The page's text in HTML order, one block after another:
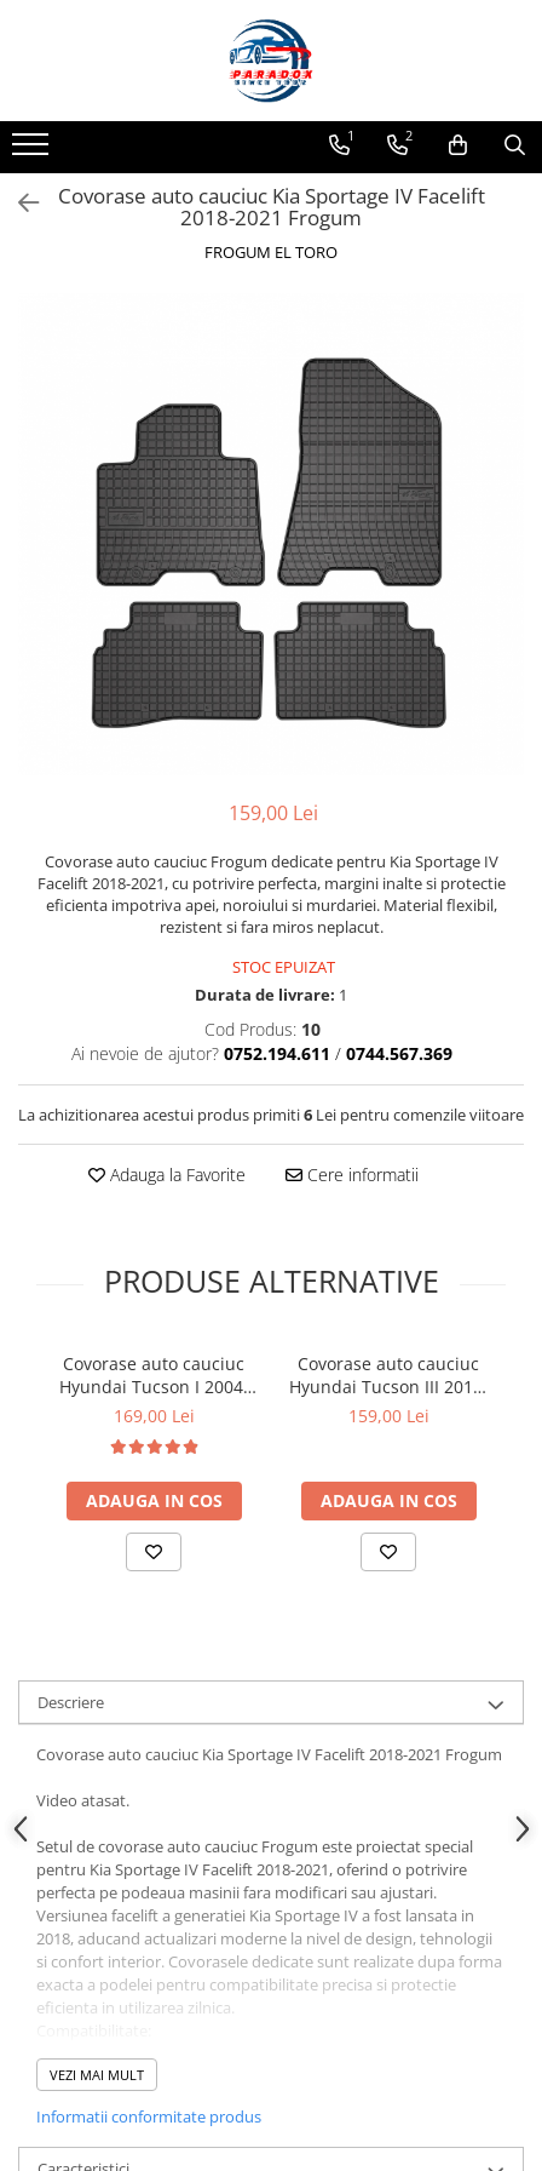
ACCESORII AUTO
Abtibild / Sticker Auto
Baby on Board
Accesorii Sezon Rece
Accesorii Siguranta Auto
Banda Reflectorizanta
Bare Portbagaj
Brelocuri Auto Metalice Chei
Capace Prezoane
Carcase Chei Auto
Carcasa cheie Audi
Carcasa cheie Bmw
Carcasa Cheie Hyundai
Carcasa Cheie Mercedes Benz
Carcasa Cheie Opel
Carcasa Cheie Toyota
Cotiere Auto
Folie Geamuri
Huse Volan Auto
Huse Volan din Piele Ecologica cu
Huse Volan Silicon
Nuca Volan
Odorizante Auto
Ornamente Auto
Ornamente Pedale Auto
Parasolare Auto
Plasa elastica & Organizator Auto
Prelate Auto
Scrumiere Auto
Stergatoare Parbriz
Suport Auto Ochelari
Suporti Numar Inmatriculare
Suporti Pahar Auto
Suporti Telefon Auto
COVORASE AUTO
1 2
Covorase auto cauciuc Kia Sportage IV Facelift
2018-2021 Frogum
FROGUM EL TORO
159,00 Lei
Covorase auto cauciuc Frogum dedicate pentru Kia Sportage IV
Facelift 2018-2021, cu potrivire perfecta, margini inalte si protectie
eficienta impotriva apei, noroiului si murdariei. Material flexibil,
rezistent si fara miros neplacut.
STOC EPUIZAT
Durata de livrare: 1
Cod Produs: 10
Ai nevoie de ajutor? 0752.194.611 / 0744.567.369
La achizitionarea acestui produs primiti6 Lei pentru comenzile viitoare
Adauga la Favorite Cere informatii
PRODUSE ALTERNATIVE
Covorase auto cauciuc
Hyundai Tucson I 2004-
2009 Kia Sportage II 2004-
169,00 Lei
ADAUGA IN COS
Covorase auto cauciuc
Hyundai Tucson III 2015-
2020 Kia Sportage IV
159,00 Lei
ADAUGA IN COS
Descriere
Covorase auto cauciuc Kia Sportage IV Facelift 2018-2021 Frogum
Video atasat.
Setul de covorase auto cauciuc Frogum este proiectat special
pentru Kia Sportage IV Facelift 2018-2021, oferind o potrivire
perfecta pe podeaua masinii fara modificari sau ajustari.
Versiunea facelift a generatiei Kia Sportage IV a fost lansata in
2018, aducand actualizari moderne la nivel de design, tehnologii
si confort interior. Covorasele dedicate sunt realizate dupa forma
exacta a podelei pentru compatibilitate precisa si protectie
eficienta in utilizarea zilnica.
✔ Kia Sportage IV Facelift 2018-2021
Marginea ridicata contribuie la retinerea eficienta a apei,
masinii indiferent de sezon. Forma dedicata permite acoperirea
eficienta a podelei si ajuta la mentinerea unui interior curat.
VEZI MAI MULT
Informatii conformitate produs